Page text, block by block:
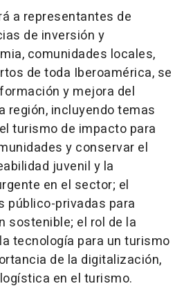
a representantes de
de inversión y
comunidades locales,
de toda Iberoamérica, se
y mejora del
región, incluyendo temas
turismo de impacto para
y conservar el
juvenil y la
en el sector; el
público-privadas para
sostenible; el rol de la
tecnología para un turismo
de la digitalización,
en el turismo.